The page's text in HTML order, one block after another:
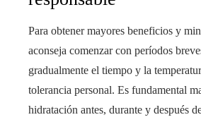
Para obtener mayores beneficios y
aconseja comenzar con períodos
gradualmente el tiempo y la
tolerancia personal. Es fundamental
hidratación antes, durante y después